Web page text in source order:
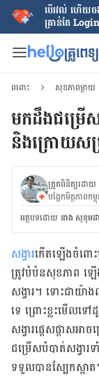
បើរវល់ ហើយច
គ្រាន់តែ​
ពពោះ សុខភាពម្ដាយ
មកដឹងជម្រើ
និងក្រោយស
ត្រួតពិនិត្យដោយ
បង្អែកមិត្តភាព
អត្ថបទ​ដោយ នាង សុខុម
សង្វារ​កើត​ឡើង​ចំពោ
ត្រូវ​បំប៉ន​សុខភាព ឡ
សង្វារ​។ ទោះ​ជា​យ៉
ទេ ព្រោះ​ខ្លះ​មើល​ទៅ​
សង្វារ​ផ្ដេសផ្ដាស​
ជម្រើស​បំបាត់​សង្វារ​ទ
ទទួល​បាន​ស្បែក​ស្អា